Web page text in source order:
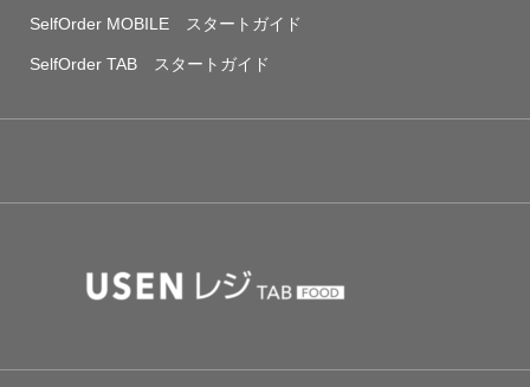
SelfOrder MOBILE スタートガイド
SelfOrder TAB スタートガイド